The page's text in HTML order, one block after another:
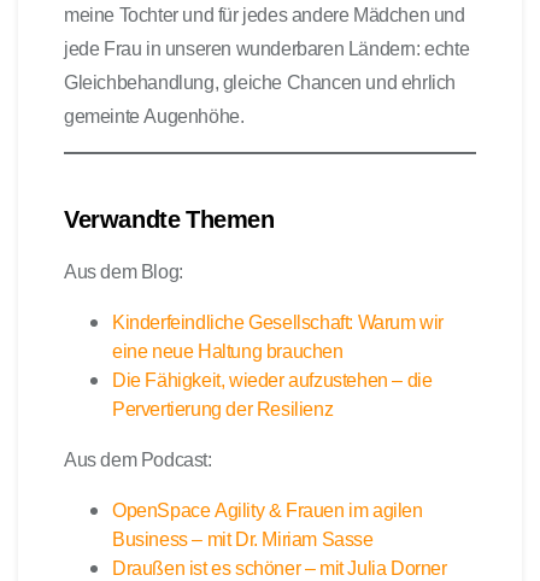
meine Tochter und für jedes andere Mädchen und
jede Frau in unseren wunderbaren Ländern: echte
Gleichbehandlung, gleiche Chancen und ehrlich
gemeinte Augenhöhe.
Verwandte Themen
Aus dem Blog:
Kinderfeindliche Gesellschaft: Warum wir
eine neue Haltung brauchen
Die Fähigkeit, wieder aufzustehen – die
Pervertierung der Resilienz
Aus dem Podcast:
OpenSpace Agility & Frauen im agilen
Business – mit Dr. Miriam Sasse
Draußen ist es schöner – mit Julia Dorner